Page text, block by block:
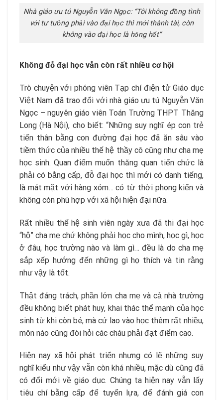
Nhà giáo ưu tú Nguyễn Văn Ngọc: “Tôi không đồng tình
với tư tưởng phải vào đại học thì mới thành tài, còn
không vào đại học là hỏng hết”
Không đỗ đại học vẫn còn rất nhiều cơ hội
Trò chuyện với phóng viên Tạp chí điện tử Giáo dục
Việt Nam đã trao đổi với nhà giáo ưu tú Nguyễn Văn
Ngọc – nguyên giáo viên Toán Trường THPT Thăng
Long (Hà Nội), cho biết: “Những suy nghĩ ép con trẻ
tiến thân bằng con đường đại học đã ăn sâu vào
tiềm thức của nhiều thế hệ thầy cô cũng như cha mẹ
học sinh. Quan điểm muốn thăng quan tiến chức là
phải có bằng cấp, đỗ đại học thì mới có danh tiếng,
là mát mặt với hàng xóm… có từ thời phong kiến và
không còn phù hợp với xã hội hiện đại nữa.
Rất nhiều thế hệ sinh viên ngày xưa đã thi đại học
“hộ” cha mẹ chứ không phải học cho mình, học gì, học
ở đâu, học trường nào và làm gì… đều là do cha mẹ
sắp xếp hướng đến những gì họ thích và tin rằng
như vậy là tốt.
Thật đáng trách, phần lớn cha mẹ và cả nhà trường
đều không biết phát huy, khai thác thể mạnh của học
sinh từ khi còn bé, mà cứ lao vào học thêm rất nhiều,
môn nào cũng đòi hỏi các cháu phải đạt điểm cao.
Hiện nay xã hội phát triển nhưng có lẽ những suy
nghĩ kiểu như vậy vẫn còn khá nhiều, mặc dù cũng đã
có đổi mới về giáo dục. Chúng ta hiện nay vẫn lấy
tiêu chí bằng cấp để tuyển lựa, để đánh giá con